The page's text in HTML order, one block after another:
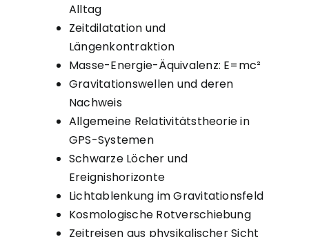
Alltag
Zeitdilatation und
Längenkontraktion
Masse-Energie-Äquivalenz: E=mc²
Gravitationswellen und deren
Nachweis
Allgemeine Relativitätstheorie in
GPS-Systemen
Schwarze Löcher und
Ereignishorizonte
Lichtablenkung im Gravitationsfeld
Kosmologische Rotverschiebung
Zeitreisen aus physikalischer Sicht